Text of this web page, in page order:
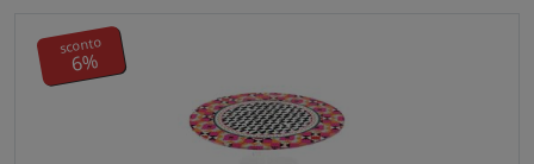
sconto
6%